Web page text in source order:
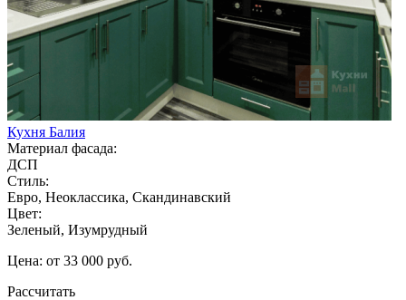
Кухня Балия
Материал фасада:
ДСП
Стиль:
Евро, Неоклассика, Скандинавский
Цвет:
Зеленый, Изумрудный
Цена: от 33 000 руб.
Рассчитать